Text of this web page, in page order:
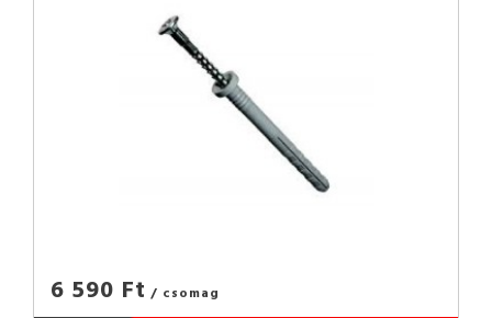
6 590 Ft / csomag